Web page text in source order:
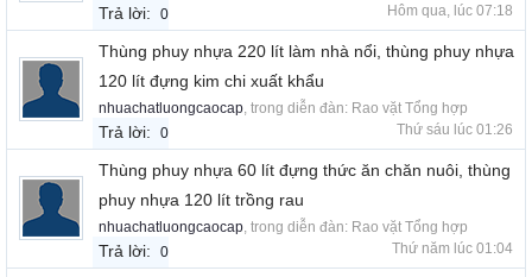
Trả lời: 0 Hôm qua, lúc 07:18
Thùng phuy nhựa 220 lít làm nhà nổi, thùng phuy nhựa
120 lít đựng kim chi xuất khẩu
nhuachatluongcaocap , trong diễn đàn: Rao vặt Tổng hợp
Trả lời: 0 Thứ sáu lúc 01:26
Thùng phuy nhựa 60 lít đựng thức ăn chăn nuôi, thùng
phuy nhựa 120 lít trồng rau
nhuachatluongcaocap , trong diễn đàn: Rao vặt Tổng hợp
Trả lời: 0 Thứ năm lúc 01:04